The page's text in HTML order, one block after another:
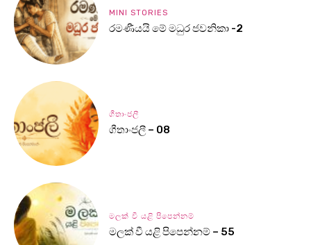
MINI STORIES
රමණීයයි මේ මධුර ජවනිකා -2
ගීතාංජලී
ගීතාංජලී – 08
මලක් වී යළි පිපෙන්නම්
මලක් වී යළි පිපෙන්නම් – 55